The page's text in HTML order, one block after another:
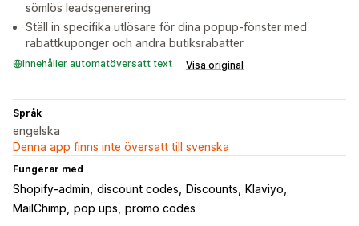
sömlös leadsgenerering
Ställ in specifika utlösare för dina popup-fönster med
rabattkuponger och andra butiksrabatter
Innehåller automatöversatt text Visa original
Språk
engelska
Denna app finns inte översatt till svenska
Fungerar med
Shopify-admin discount codes Discounts
Klaviyo
MailChimp pop ups promo codes